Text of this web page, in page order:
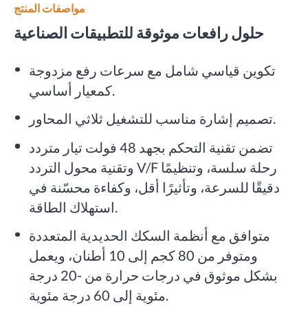
مواصفات المنتج
حلول رافعات موثوقة للتطبيقات الصناعية
تكوين قياسي شامل مع سرعات رفع مزدوجة
كمعيار أساسي.
تصميم إشارة مناسب للتشغيل ثلاثي المحاور.
تضمن تقنية التحكم بجهد 48 فولت تيار متردد
وتقنية محول التردد V/F رحلة سلسة، وتنظيمًا
دقيقًا للسرعة، وتأثيرًا أقل، وكفاءة محسّنة في
استهلاك الطاقة.
متوافق مع أنظمة السكك الحديدية المتعددة
ومتوفر من 80 كجم إلى 10 أطنان، ويعمل
بشكل موثوق في درجات حرارة من -20 درجة
مئوية إلى 60 درجة مئوية.